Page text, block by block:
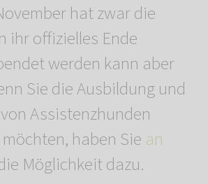
hat zwar die
ihr offizielles Ende
werden kann aber
Sie die Ausbildung und
Assistenzhunden
haben Sie an
Möglichkeit dazu.